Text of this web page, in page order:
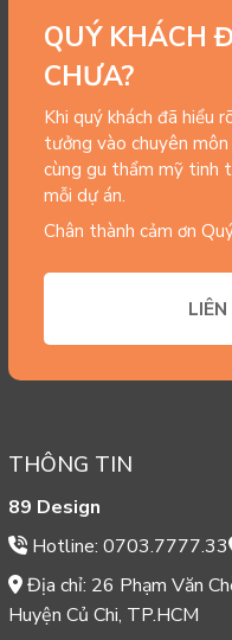
QUÝ KHÁCH
CHƯA?
Khi quý khách đã hiểu
tưởng vào chuyên môn
cùng gu thẩm mỹ tinh
mỗi dự án.
Chân thành cảm ơn
THÔNG TIN
89 Design
Hotline: 0703.7777.33
Địa chỉ: 26 Phạm Văn
Huyện Củ Chi, TP.HCM